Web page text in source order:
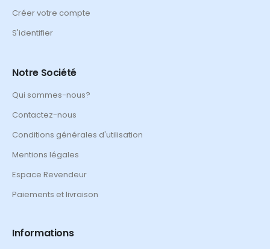
Créer votre compte
S'identifier
Notre Société
Qui sommes-nous?
Contactez-nous
Conditions générales d'utilisation
Mentions légales
Espace Revendeur
Paiements et livraison
Informations